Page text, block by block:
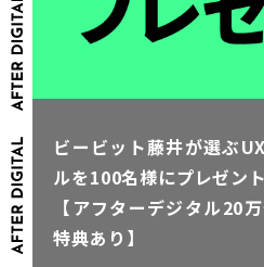
ビービット藤井が選ぶ
ルを100名様にプレゼン
【アフターデジタル20
特典あり】